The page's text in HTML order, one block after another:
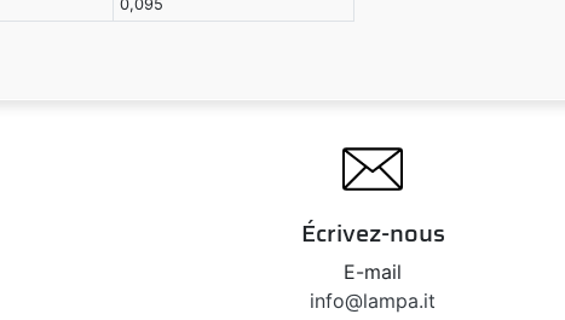
0,095
Écrivez-nous
E-mail
info@lampa.it